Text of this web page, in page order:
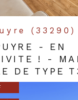
(33290)
- EN
! -
DE TYPE